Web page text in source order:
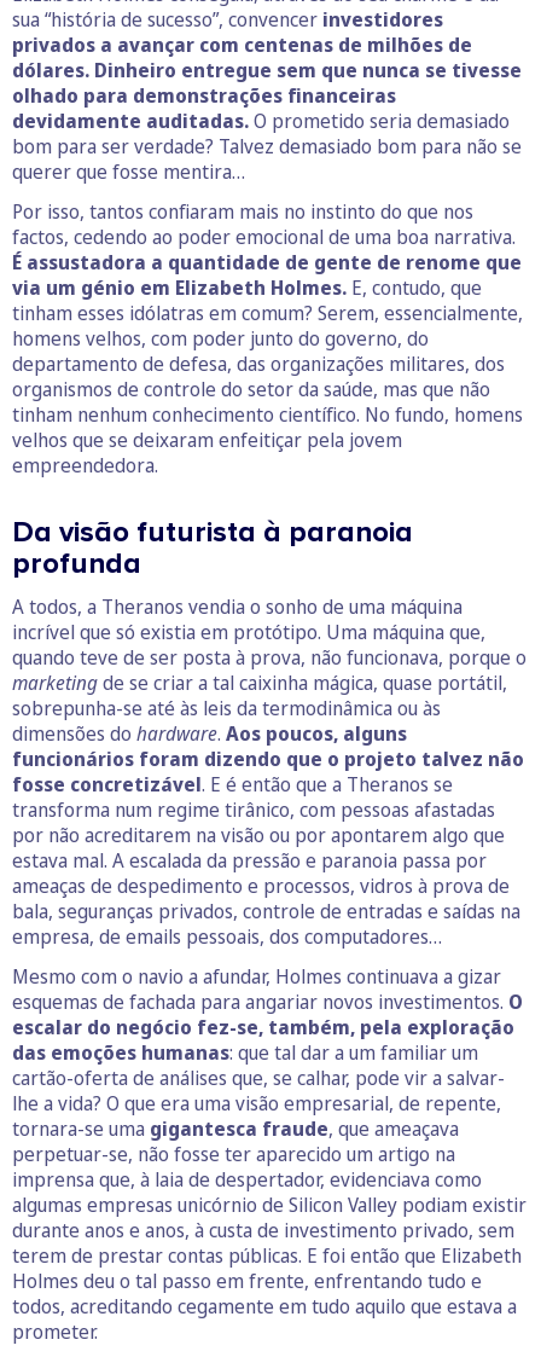
sua “história de sucesso”, convencer investidores
privados a avançar com centenas de milhões de
dólares. Dinheiro entregue sem que nunca se tivesse
olhado para demonstrações financeiras
devidamente auditadas.O prometido seria demasiado
bom para ser verdade? Talvez demasiado bom para não se
querer que fosse mentira…
Por isso, tantos confiaram mais no instinto do que nos
factos, cedendo ao poder emocional de uma boa narrativa.
É assustadora a quantidade de gente de renome que
via um génio em Elizabeth Holmes. E, contudo, que
tinham esses idólatras em comum? Serem, essencialmente,
homens velhos, com poder junto do governo, do
departamento de defesa, das organizações militares, dos
organismos de controle do setor da saúde, mas que não
tinham nenhum conhecimento científico. No fundo, homens
velhos que se deixaram enfeitiçar pela jovem
empreendedora.
Da visão futurista à paranoia
profunda
A todos, a Theranos vendia o sonho de uma máquina
incrível que só existia em protótipo. Uma máquina que,
quando teve de ser posta à prova, não funcionava, porque o
marketingde se criar a tal caixinha mágica, quase portátil,
sobrepunha-se até às leis da termodinâmica ou às
dimensões do hardware. Aos poucos, alguns
funcionários foram dizendo que o projeto talvez não
fosse concretizável. E é então que a Theranos se
transforma num regime tirânico, com pessoas afastadas
por não acreditarem na visão ou por apontarem algo que
estava mal. A escalada da pressão e paranoia passa por
ameaças de despedimento e processos, vidros à prova de
bala, seguranças privados, controle de entradas e saídas na
empresa, de emails pessoais, dos computadores…
Mesmo com o navio a afundar, Holmes continuava a gizar
esquemas de fachada para angariar novos investimentos. O
escalar do negócio fez-se, também, pela exploração
das emoções humanas: que tal dar a um familiar um
cartão-oferta de análises que, se calhar, pode vir a salvar-
lhe a vida? O que era uma visão empresarial, de repente,
tornara-se uma gigantesca fraude, que ameaçava
perpetuar-se, não fosse ter aparecido um artigo na
imprensa que, à laia de despertador, evidenciava como
algumas empresas unicórnio de Silicon Valley podiam existir
durante anos e anos, à custa de investimento privado, sem
terem de prestar contas públicas. E foi então que Elizabeth
Holmes deu o tal passo em frente, enfrentando tudo e
todos, acreditando cegamente em tudo aquilo que estava a
prometer.